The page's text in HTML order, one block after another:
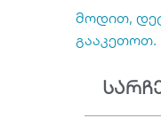
მოდით,
გააკეთოთ.